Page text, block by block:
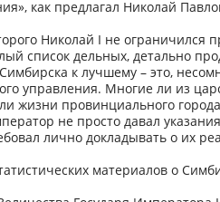
как предлагал Николай
Николай I не ограничился
список дельных, детально
к лучшему – это,
управления. Многие ли из
жизни провинциального
не просто давал
лично докладывать о их
материалов о